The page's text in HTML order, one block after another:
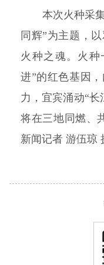
本次火种采集
同辉”为主题，
火种之魂。火
进”的红色基因
力，宜宾涌动“长
将在三地同燃、
新闻记者 游伍琼